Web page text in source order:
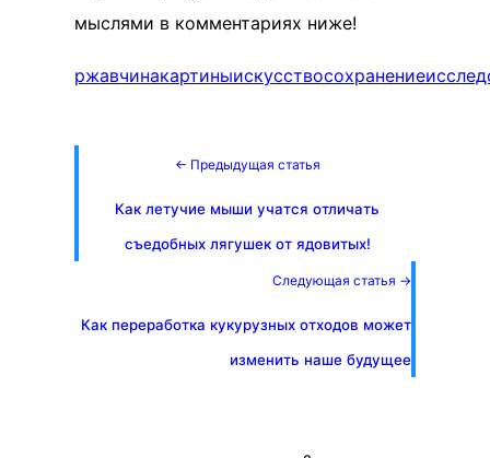
мыслями в комментариях ниже!
ржавчинакартиныискусствосохранение
← Предыдущая статья
Как летучие мыши учатся отличать
съедобных лягушек от ядовитых!
Следующая статья →
Как переработка кукурузных отходов может
изменить наше будущее